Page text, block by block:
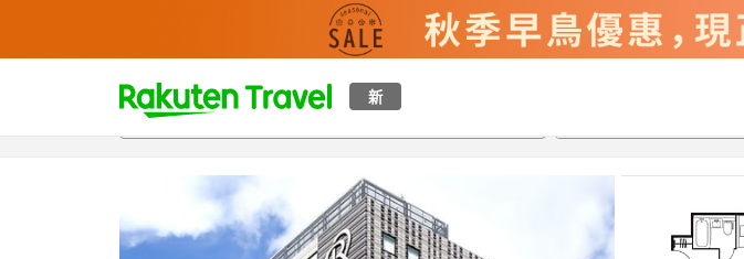
新
t
p
e
_
概覽房間及住宿方案 評價設施